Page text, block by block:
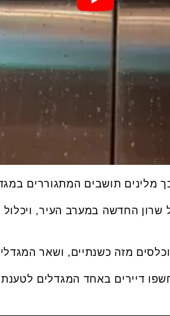
מלינים תושבים המתגוררים
מזה כשנתיים, ושאר
דיירים באחד המגדלים